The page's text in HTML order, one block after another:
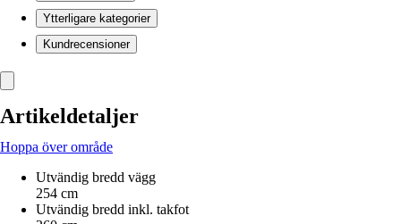
Ytterligare kategorier
Kundrecensioner
Artikeldetaljer
Hoppa över område
Utvändig bredd vägg
254 cm
Utvändig bredd inkl. takfot